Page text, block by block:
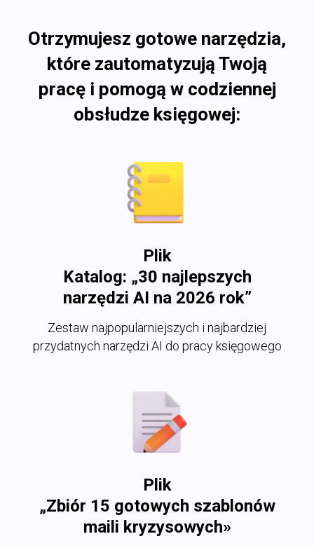
Otrzymujesz gotowe narzędzia,
które zautomatyzują Twoją
pracę i pomogą w codziennej
obsłudze księgowej:
Plik
Katalog: „30 najlepszych
narzędzi AI na 2026 rok”
Zestaw najpopularniejszych i najbardziej
przydatnych narzędzi AI do pracy księgowego
Plik
„Zbiór 15 gotowych szablonów
maili kryzysowych»